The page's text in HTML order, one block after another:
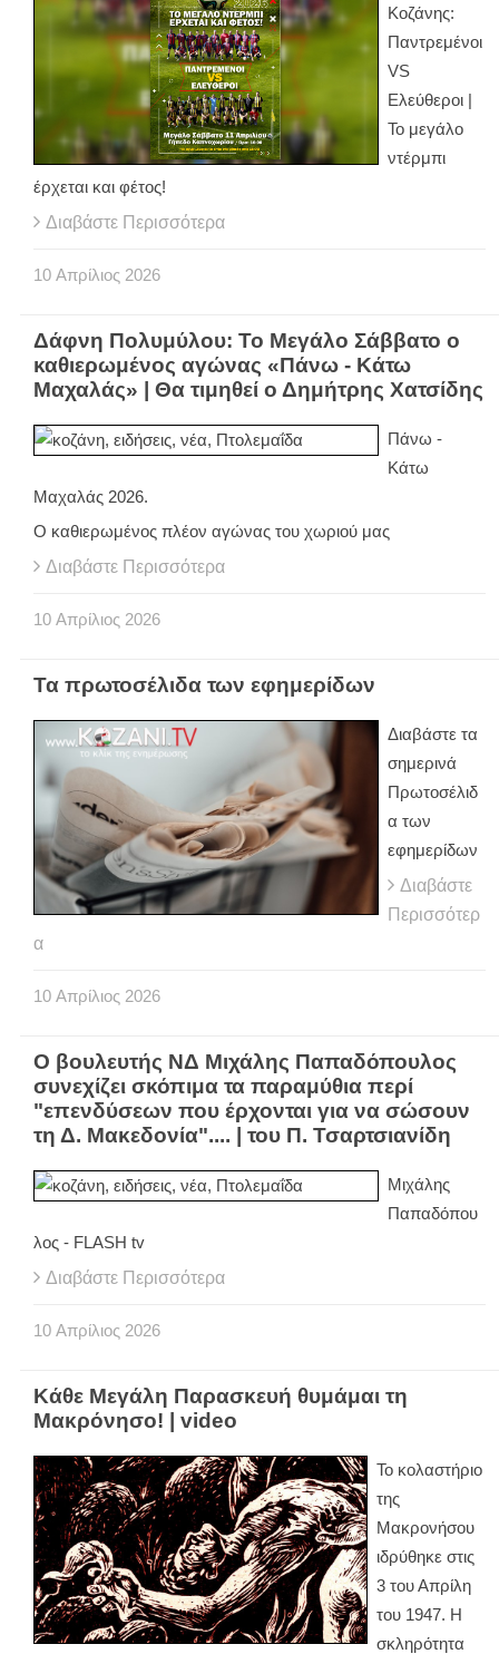
Κοζάνης:
Παντρεμένοι
VS
Ελεύθεροι |
Το μεγάλο
ντέρμπι
έρχεται και φέτος!
Διαβάστε Περισσότερα
10 Απρίλιος 2026
Δάφνη Πολυμύλου: Το Μεγάλο Σάββατο ο
καθιερωμένος αγώνας «Πάνω - Κάτω
Μαχαλάς» | Θα τιμηθεί ο Δημήτρης Χατσίδης
Πάνω -
Κάτω
Μαχαλάς 2026.
Ο καθιερωμένος πλέον αγώνας του χωριού μας
Διαβάστε Περισσότερα
10 Απρίλιος 2026
Τα πρωτοσέλιδα των εφημερίδων
Διαβάστε τα
σημερινά
Πρωτοσέλιδ
α των
εφημερίδων
Διαβάστε
Περισσότερ
α
10 Απρίλιος 2026
Ο βουλευτής ΝΔ Mιχάλης Παπαδόπουλος
συνεχίζει σκόπιμα τα παραμύθια περί
"επενδύσεων που έρχονται για να σώσουν
τη Δ. Μακεδονία".... | του Π. Τσαρτσιανίδη
Mιχάλης
Παπαδόπου
λος - FLASH tv
Διαβάστε Περισσότερα
10 Απρίλιος 2026
Κάθε Μεγάλη Παρασκευή θυμάμαι τη
Μακρόνησο! | video
Το κολαστήριο
της
Μακρονήσου
ιδρύθηκε στις
3 του Απρίλη
του 1947. Η
σκληρότητα